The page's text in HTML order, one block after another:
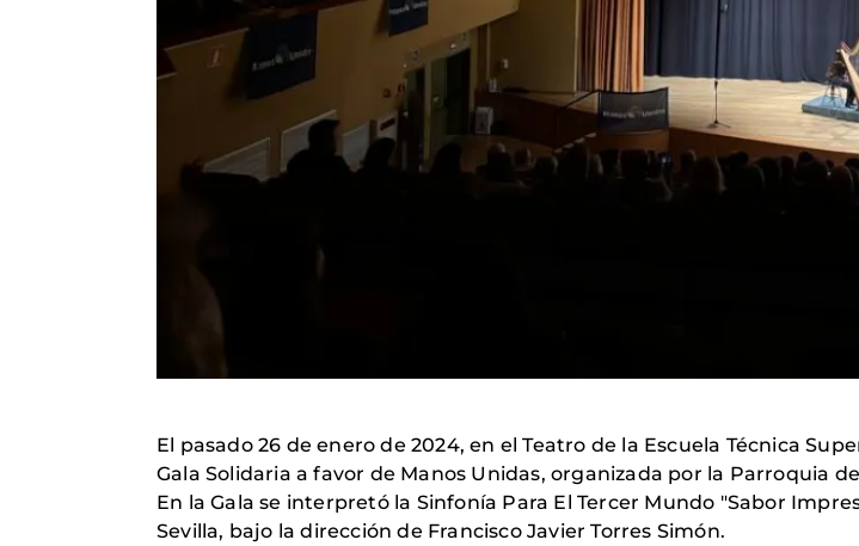
El pasado 26 de enero de 2024, en el Teatro de la Escuela Técnica
Gala Solidaria a favor de Manos Unidas, organizada por la Parroquia
En la Gala se interpretó la Sinfonía Para El Tercer Mundo "Sabor
Sevilla, bajo la dirección de Francisco Javier Torres Simón.